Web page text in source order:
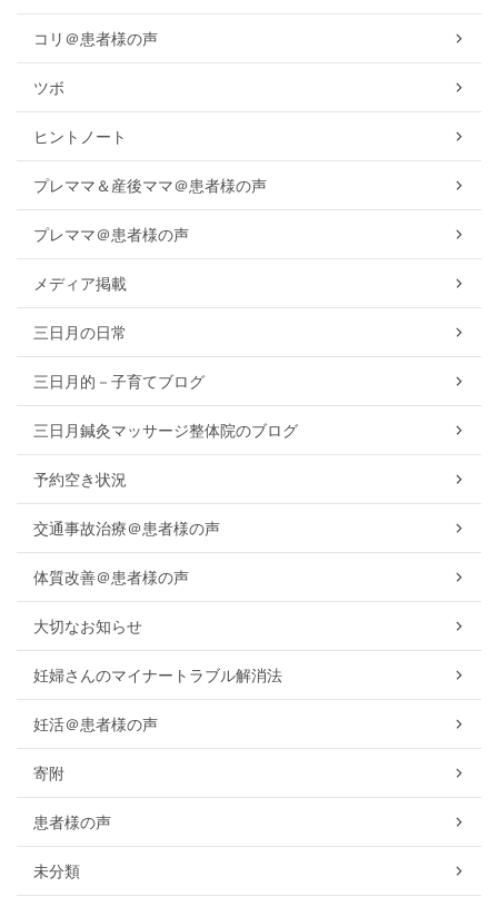
コリ＠患者様の声
ツボ
ヒントノート
プレママ＆産後ママ＠患者様の声
プレママ＠患者様の声
メディア掲載
三日月の日常
三日月的－子育てブログ
三日月鍼灸マッサージ整体院のブログ
予約空き状況
交通事故治療＠患者様の声
体質改善＠患者様の声
大切なお知らせ
妊婦さんのマイナートラブル解消法
妊活＠患者様の声
寄附
患者様の声
未分類